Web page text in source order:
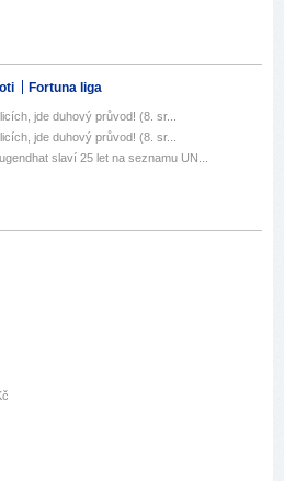
Fortuna liga
jde duhový průvod! (8. sr...
jde duhový průvod! (8. sr...
slaví 25 let na seznamu UN...